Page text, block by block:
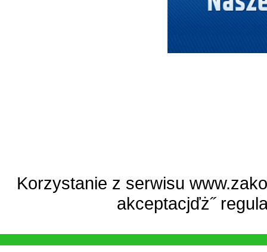
Korzystanie z serwisu
akceptacjďż˝